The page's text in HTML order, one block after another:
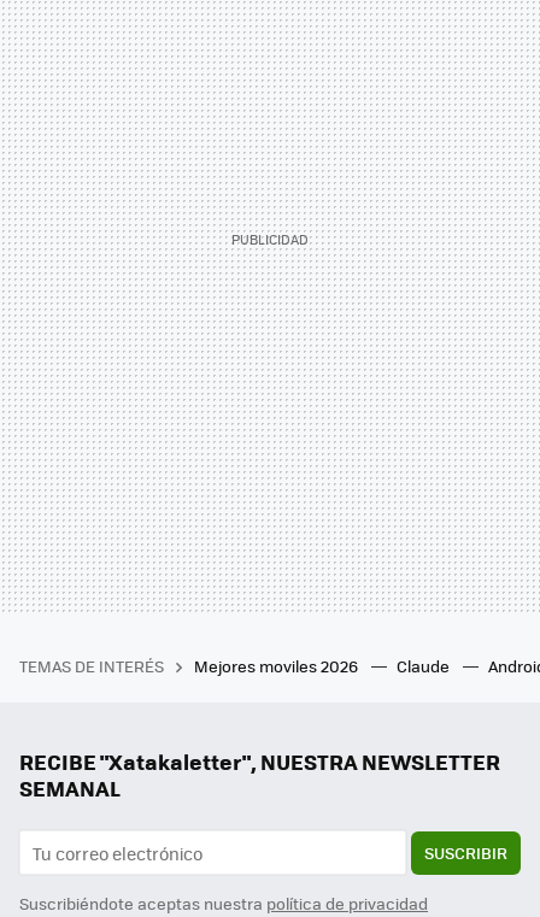
TEMAS DE INTERÉS Mejores moviles 2026 Claude
RECIBE "Xatakaletter", NUESTRA NEWSLETTER
SEMANAL
SUSCRIBIR
Suscribiéndote aceptas nuestra política de privacidad